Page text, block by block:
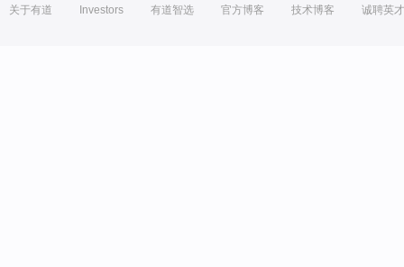
关于有道 Investors 有道智选 官方博客 技术博客 诚聘英才